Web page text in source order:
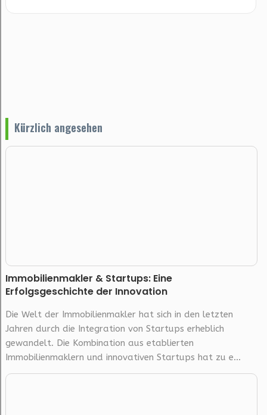
Kürzlich angesehen
Immobilienmakler & Startups: Eine
Erfolgsgeschichte der Innovation
Die Welt der Immobilienmakler hat sich in den letzten
Jahren durch die Integration von Startups erheblich
gewandelt. Die Kombination aus etablierten
Immobilienmaklern und innovativen Startups hat zu e...